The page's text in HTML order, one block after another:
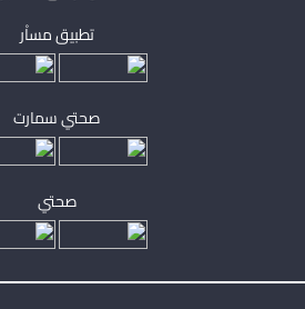
تطبيق مساْر
صحتي سمارت
صحتي